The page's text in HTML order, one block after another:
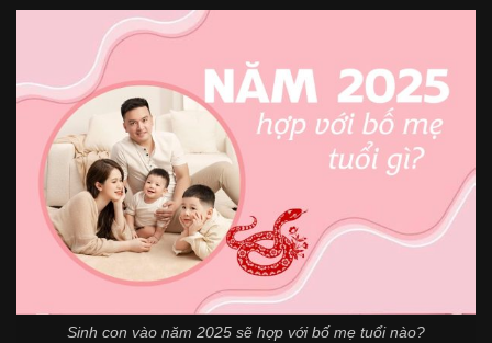
Sinh con vào năm 2025 sẽ hợp với bố mẹ tuổi nào?